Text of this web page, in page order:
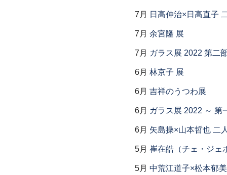
7月 日高伸治×日高直子
7月 余宮隆 展
7月 ガラス展 2022 第二
6月 林京子 展
6月 吉祥のうつわ展
6月 ガラス展 2022 ～ 第
6月 矢島操×山本哲也 二
5月 崔在皓（チェ・ジェ
5月 中荒江道子×松本郁